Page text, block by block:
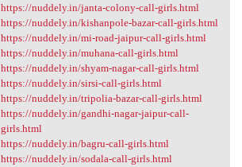
https://nuddely.in/janta-colony-call-girls.html
https://nuddely.in/kishanpole-bazar-call-girls.html
https://nuddely.in/mi-road-jaipur-call-girls.html
https://nuddely.in/muhana-call-girls.html
https://nuddely.in/shyam-nagar-call-girls.html
https://nuddely.in/sirsi-call-girls.html
https://nuddely.in/tripolia-bazar-call-girls.html
https://nuddely.in/gandhi-nagar-jaipur-call-
girls.html
https://nuddely.in/bagru-call-girls.html
https://nuddely.in/sodala-call-girls.html